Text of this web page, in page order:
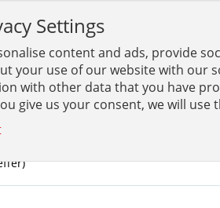
Filter
Settings
content and ads, provide
your use of our website with our
with other data that you have
give us your consent, we will use